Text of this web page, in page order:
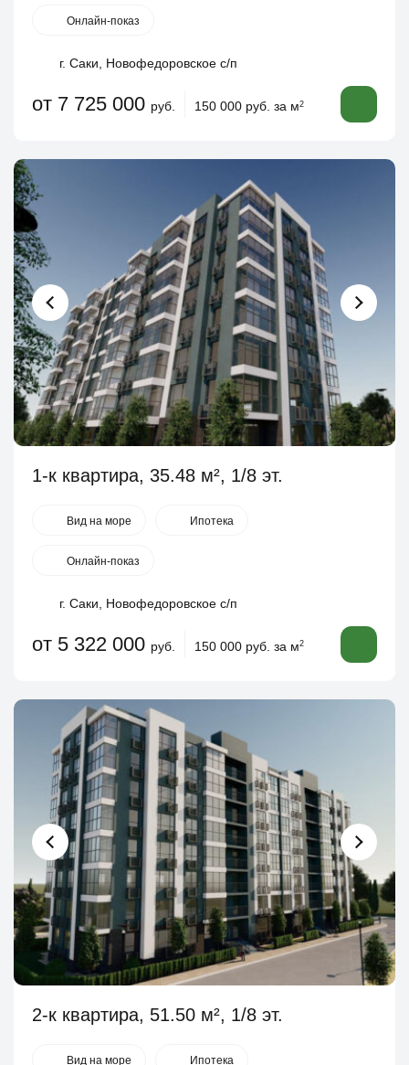
Онлайн-показ
г. Саки, Новофедоровское с/п
от 7 725 000 руб. 150 000 руб. за м2
1-к квартира, 35.48 м², 1/8 эт.
Вид на море Ипотека
Онлайн-показ
г. Саки, Новофедоровское с/п
от 5 322 000 руб. 150 000 руб. за м2
2-к квартира, 51.50 м², 1/8 эт.
Вид на море Ипотека